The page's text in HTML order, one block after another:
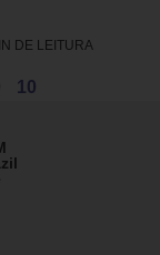
DE LEITURA
10